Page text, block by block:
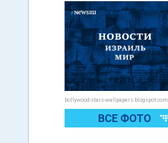
bollywood-stars-wallpapers.blogspot.com
ВСЕ ФОТО